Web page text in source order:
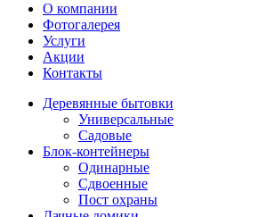
О компании
Фотогалерея
Услуги
Акции
Контакты
Деревянные бытовки
Универсальные
Садовые
Блок-контейнеры
Одинарные
Сдвоенные
Пост охраны